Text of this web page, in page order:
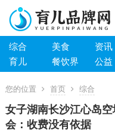
综合 美食 资讯
育儿
餐饮界 公益
您的位置 首页 综合
女子湖南长沙江心岛
会：收费没有依据